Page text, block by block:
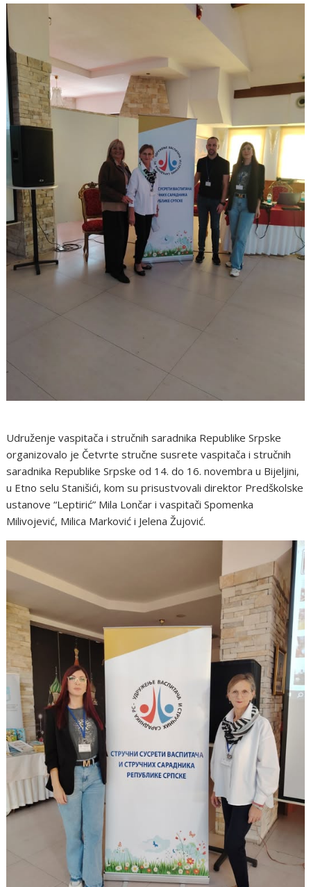
Udruženje vaspitača i stručnih saradnika Republike Srpske
organizovalo je Četvrte stručne susrete vaspitača i stručnih
saradnika Republike Srpske od 14. do 16. novembra u Bijeljini,
u Etno selu Stanišići, kom su prisustvovali direktor Predškolske
ustanove “Leptirić” Mila Lončar i vaspitači Spomenka
Milivojević, Milica Marković i Jelena Žujović.